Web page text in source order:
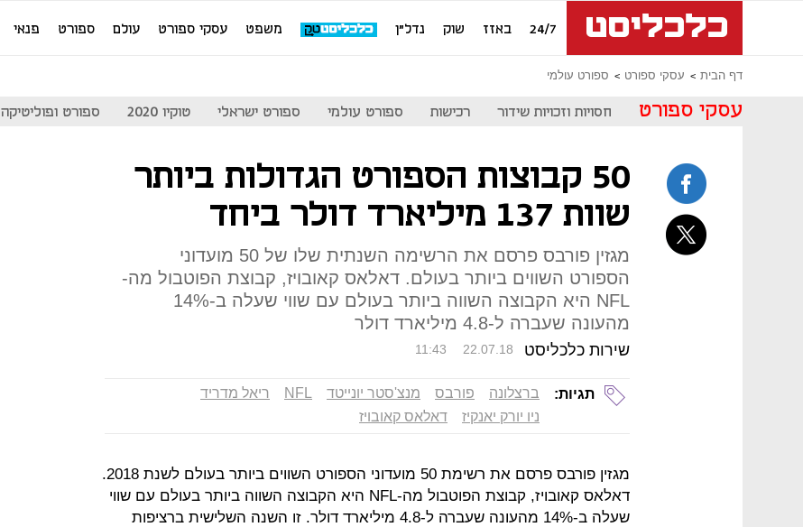
24/7 באזז שוק נדל"ן משפט עסקי ספורט עולם ספורט פנאי
דף הבית עסקי ספורט ספורט עולמי
עסקי ספורט חסויות וזכויות שידור רכישות ספורט עולמי ספורט ישראלי טוקיו 2020 ספורט ופוליטיקה
50 קבוצות הספורט הגדולות ביותר
שוות 137 מיליארד דולר ביחד
מגזין פורבס פרסם את הרשימה השנתית שלו של 50 מועדוני
הספורט השווים ביותר בעולם. דאלאס קאובויז, קבוצת הפוטבול מה-
NFL היא הקבוצה השווה ביותר בעולם עם שווי שעלה ב-14%
מהעונה שעברה ל-4.8 מיליארד דולר
שירות כלכליסט 11:43 22.07.18
תגיות: ברצלונה פורבס מנצ'סטר יונייטד NFL
ריאל מדריד
ניו יורק יאנקיז
דאלאס קאובויז
מגזין פורבס פרסם את רשימת 50 מועדוני הספורט השווים ביותר בעולם לשנת 2018.
דאלאס קאובויז, קבוצת הפוטבול מה-NFL היא הקבוצה השווה ביותר בעולם עם שווי
שעלה ב-14% מהעונה שעברה ל-4.8 מיליארד דולר. זו השנה השלישית ברציפות